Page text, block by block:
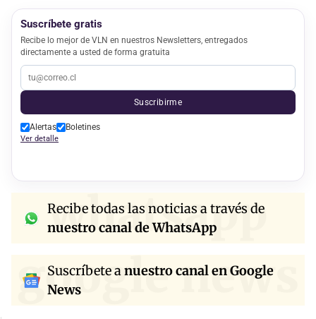
Suscríbete gratis
Recibe lo mejor de VLN en nuestros Newsletters, entregados
directamente a usted de forma gratuita
Suscribirme
Alertas Boletines
Ver detalle
whatsapp
Recibe todas las noticias a través de
nuestro canal de WhatsApp
google news
Suscríbete anuestro canal en Google
News